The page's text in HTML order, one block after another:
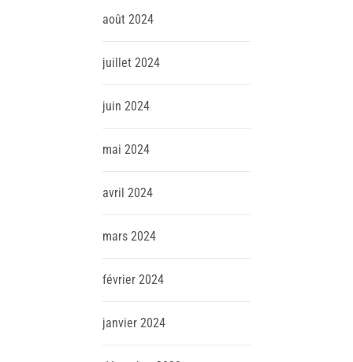
août 2024
juillet 2024
juin 2024
mai 2024
avril 2024
mars 2024
février 2024
janvier 2024